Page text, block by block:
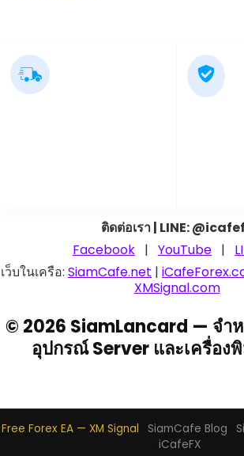
ติดต่อเรา | LINE:
Facebook | YouTube |
เว็บในเครือ: SiamCafe.net |
XMSignal.com
© 2026 SiamLancard — จำ
อุปกรณ์ Server และเครื่อง
Free Forex EA — XM Signal SiamCafe Blog
iCafeFX